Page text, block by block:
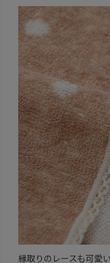
縁取りのレースも可愛